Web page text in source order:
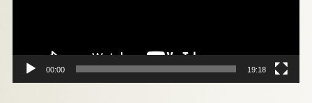
00:00 19:18